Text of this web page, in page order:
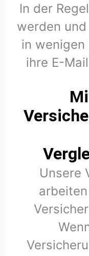
In der
werden
in wenigen
ihre E-
Unsere